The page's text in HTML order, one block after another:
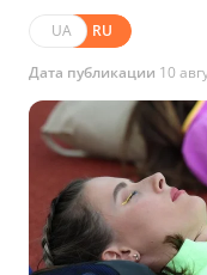
UA RU
Дата публикации 10